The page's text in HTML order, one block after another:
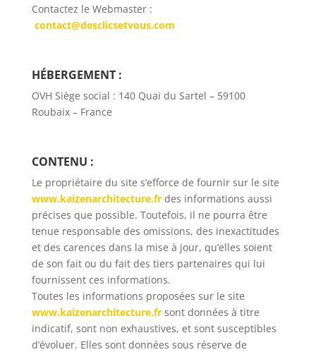
Contactez le Webmaster :
contact@desclicsetvous.com
HÉBERGEMENT :
OVH Siège social : 140 Quai du Sartel – 59100
Roubaix – France
CONTENU :
Le propriétaire du site s’efforce de fournir sur le site
www.kaizenarchitecture.fr des informations aussi
précises que possible. Toutefois, il ne pourra être
tenue responsable des omissions, des inexactitudes
et des carences dans la mise à jour, qu’elles soient
de son fait ou du fait des tiers partenaires qui lui
fournissent ces informations.
Toutes les informations proposées sur le site
www.kaizenarchitecture.fr sont données à titre
indicatif, sont non exhaustives, et sont susceptibles
d’évoluer. Elles sont données sous réserve de